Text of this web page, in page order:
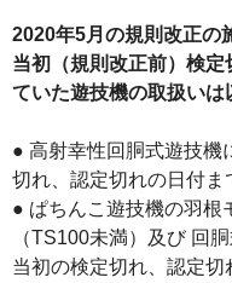
2020年5月の規則改正の
当初（規則改正前）検
ていた遊技機の取扱いは
● 高射幸性回胴式遊技機
切れ、認定切れの日付ま
● ぱちんこ遊技機の羽根
（TS100未満）及び 回
当初の検定切れ、認定